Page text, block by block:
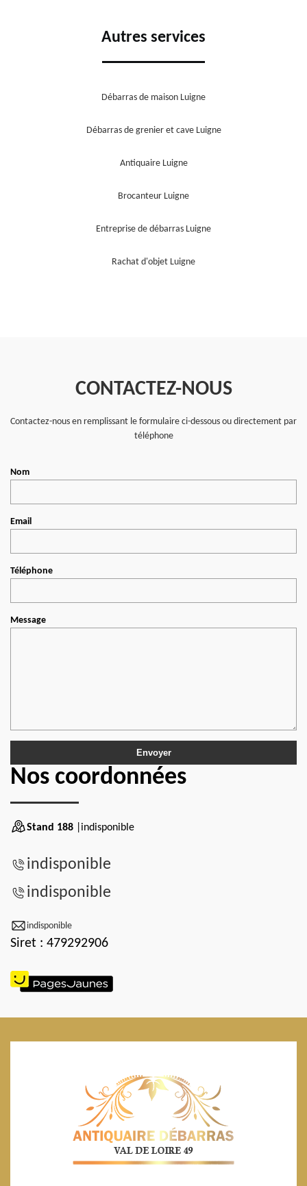
Autres services
Débarras de maison Luigne
Débarras de grenier et cave Luigne
Antiquaire Luigne
Brocanteur Luigne
Entreprise de débarras Luigne
Rachat d'objet Luigne
CONTACTEZ-NOUS
Contactez-nous en remplissant le formulaire ci-dessous ou directement par
téléphone
Nom
Email
Téléphone
Message
Nos coordonnées
Stand 188 |indisponible
indisponible
indisponible
indisponible
Siret : 479292906